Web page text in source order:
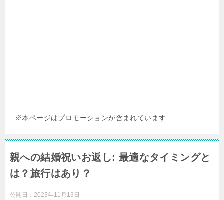
※本ページはプロモーションが含まれています
親への結婚祝いお返し: 最適なタイミングと
は？旅行はあり？
公開日： 2023年11月13日